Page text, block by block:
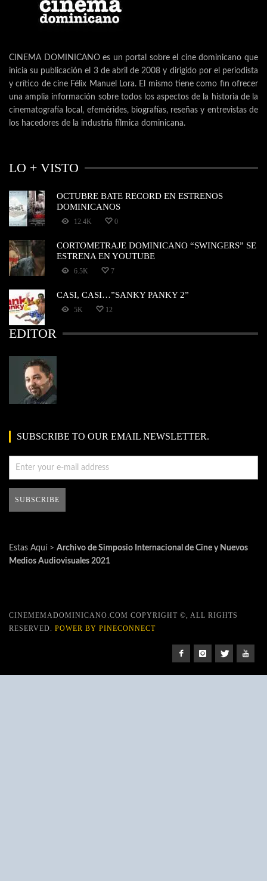
CINEMA DOMINICANO es un portal sobre el cine dominicano que
inicia su publicación el 3 de abril de 2008 y dirigido por el periodista
y crítico de cine Félix Manuel Lora. El mismo tiene como fin ofrecer
una amplia información sobre todos los aspectos de la historia de la
cinematografía local, efemérides, biografías, reseñas y entrevistas de
los hacedores de la industria fílmica dominicana.
LO + VISTO
OCTUBRE BATE RECORD EN ESTRENOS
DOMINICANOS
12.4K 0
CORTOMETRAJE DOMINICANO “SWINGERS” SE
ESTRENA EN YOUTUBE
6.5K 7
CASI, CASI…”SANKY PANKY 2”
5K 12
EDITOR
SUBSCRIBE TO OUR EMAIL NEWSLETTER.
Estas Aquí > Archivo de Simposio Internacional de Cine y Nuevos
Medios Audiovisuales 2021
CINEMEMADOMINICANO.COM COPYRIGHT ©, ALL RIGHTS
RESERVED. POWER BY PINECONNECT